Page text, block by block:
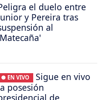
el duelo entre
y Pereira tras
al
● EN VIVO
Sigue en vivo
posesión
de